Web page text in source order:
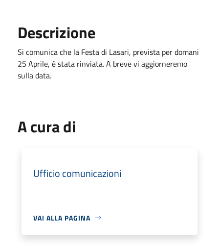
Descrizione
Si comunica che la Festa di Lasari, prevista per domani
25 Aprile, è stata rinviata. A breve vi aggiorneremo
sulla data.
A cura di
Ufficio comunicazioni
VAI ALLA PAGINA